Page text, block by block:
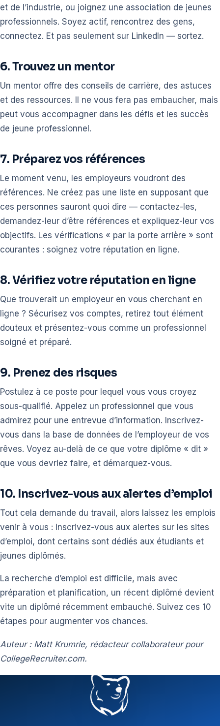
et de l’industrie, ou joignez une association de jeunes
professionnels. Soyez actif, rencontrez des gens,
connectez. Et pas seulement sur LinkedIn — sortez.
6. Trouvez un mentor
Un mentor offre des conseils de carrière, des astuces
et des ressources. Il ne vous fera pas embaucher, mais
peut vous accompagner dans les défis et les succès
de jeune professionnel.
7. Préparez vos références
Le moment venu, les employeurs voudront des
références. Ne créez pas une liste en supposant que
ces personnes sauront quoi dire — contactez-les,
demandez-leur d’être références et expliquez-leur vos
objectifs. Les vérifications « par la porte arrière » sont
courantes : soignez votre réputation en ligne.
8. Vérifiez votre réputation en ligne
Que trouverait un employeur en vous cherchant en
ligne ? Sécurisez vos comptes, retirez tout élément
douteux et présentez-vous comme un professionnel
soigné et préparé.
9. Prenez des risques
Postulez à ce poste pour lequel vous vous croyez
sous-qualifié. Appelez un professionnel que vous
admirez pour une entrevue d’information. Inscrivez-
vous dans la base de données de l’employeur de vos
rêves. Voyez au-delà de ce que votre diplôme « dit »
que vous devriez faire, et démarquez-vous.
10. Inscrivez-vous aux alertes d’emploi
Tout cela demande du travail, alors laissez les emplois
venir à vous : inscrivez-vous aux alertes sur les sites
d’emploi, dont certains sont dédiés aux étudiants et
jeunes diplômés.
La recherche d’emploi est difficile, mais avec
préparation et planification, un récent diplômé devient
vite un diplômé récemment embauché. Suivez ces 10
étapes pour augmenter vos chances.
Auteur : Matt Krumrie, rédacteur collaborateur pour
CollegeRecruiter.com.